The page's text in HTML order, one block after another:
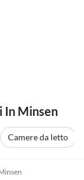
In Minsen
Camere da letto